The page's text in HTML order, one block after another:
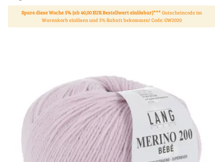
Spare diese Woche 5% (ab 40,00 EUR Bestellwert einlösbar)***Gutscheincode im
Warenkorb einlösen und 5% Rabatt bekommen! Code: GW2020